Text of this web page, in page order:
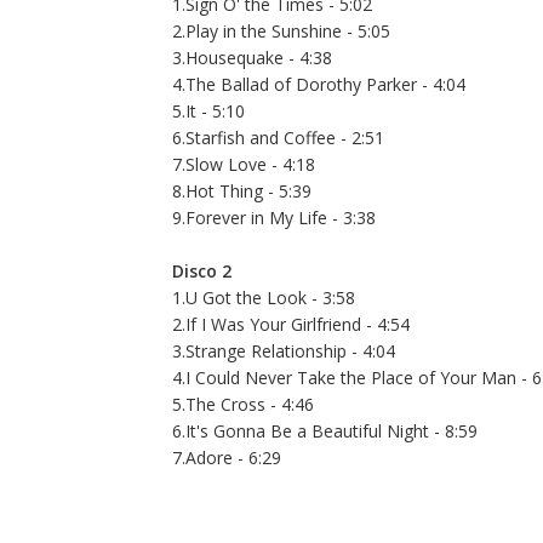
2.Play in the Sunshine - 5:05
3.Housequake - 4:38
4.The Ballad of Dorothy Parker - 4:04
5.It - 5:10
6.Starfish and Coffee - 2:51
7.Slow Love - 4:18
8.Hot Thing - 5:39
9.Forever in My Life - 3:38
Disco 2
1.U Got the Look - 3:58
2.If I Was Your Girlfriend - 4:54
3.Strange Relationship - 4:04
4.I Could Never Take the Place of Your Man -
5.The Cross - 4:46
6.It's Gonna Be a Beautiful Night - 8:59
7.Adore - 6:29